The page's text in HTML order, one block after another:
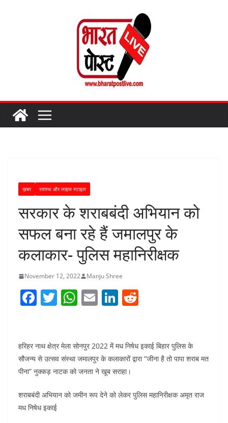
ख़बर स्वास्थ और लाइफ स्टाइल
सरकार के शराबबंदी अभियान को
सफल बना रहे हैं जमालपुर के
कलाकार- पुलिस महानिरीक्षक
November 12, 2022 Manju Shree
F
e
b
o
o
k
T
er
W
s
A
p
p
E
l
Li
e
dI
n
di
t
हरिहर नाथ क्षेत्र मेला सोनपुर 2022 में मध निषेध इकाई बिहार पुलिस के
सौजन्य से उत्सव संस्था जमालपुर के कलाकारों द्वारा “जीना है तो पापा शराब मत
पीना” नुक्कड़ नाटक को जनता ने खूब सराहा।
शराबबंदी अभियान को जमीन रूप देने को लेकर पुलिस महानिरीक्षक अमृत राज
मध निषेध इकाई